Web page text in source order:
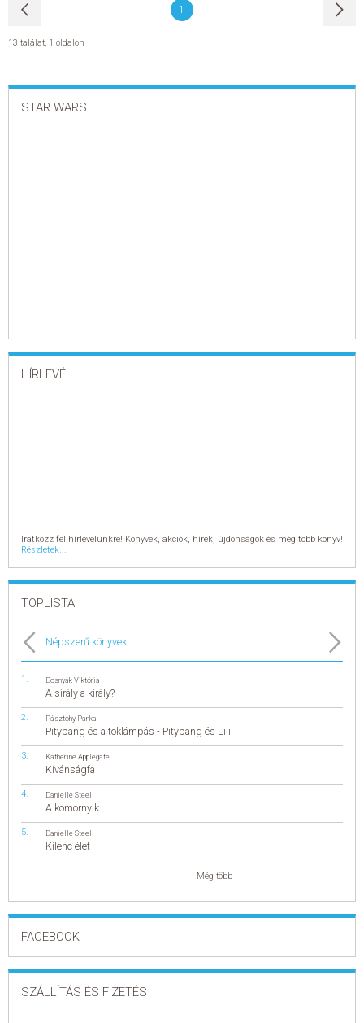
1
13 találat, 1 oldalon
STAR WARS
HÍRLEVÉL
Iratkozz fel hírlevelünkre! Könyvek, akciók, hírek, újdonságok és még több könyv!
Részletek...
TOPLISTA
Népszerű könyvek
Bosnyák Viktória
A sirály a király?
Pásztohy Panka
Pitypang és a töklámpás - Pitypang és Lili
Katherine Applegate
Kívánságfa
Danielle Steel
A komornyik
Danielle Steel
Kilenc élet
Még több
FACEBOOK
SZÁLLÍTÁS ÉS FIZETÉS